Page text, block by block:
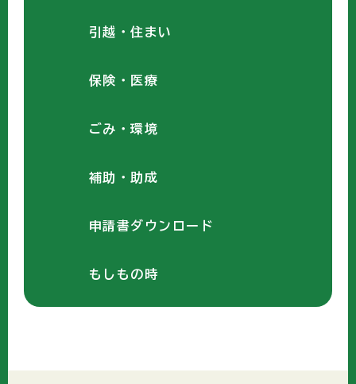
引越・住まい
保険・医療
ごみ・環境
補助・助成
申請書ダウンロード
もしもの時